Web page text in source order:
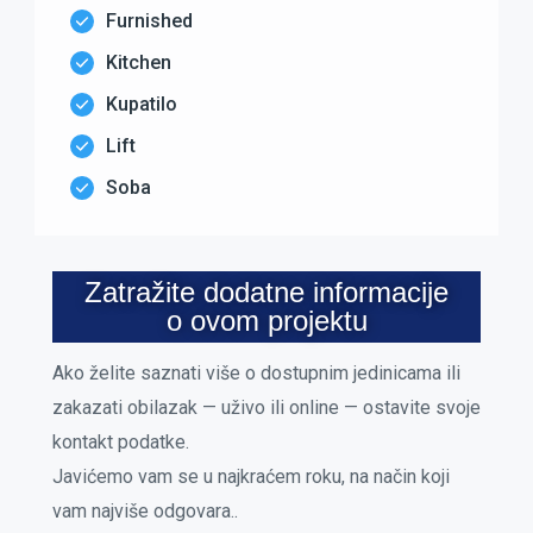
Furnished
Kitchen
Kupatilo
Lift
Soba
Zatražite dodatne informacije
o ovom projektu
Ako želite saznati više o dostupnim jedinicama ili
zakazati obilazak — uživo ili online — ostavite svoje
kontakt podatke.
Javićemo vam se u najkraćem roku, na način koji
vam najviše odgovara..